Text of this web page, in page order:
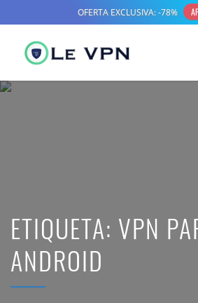
ETIQUETA: VPN
ANDROID